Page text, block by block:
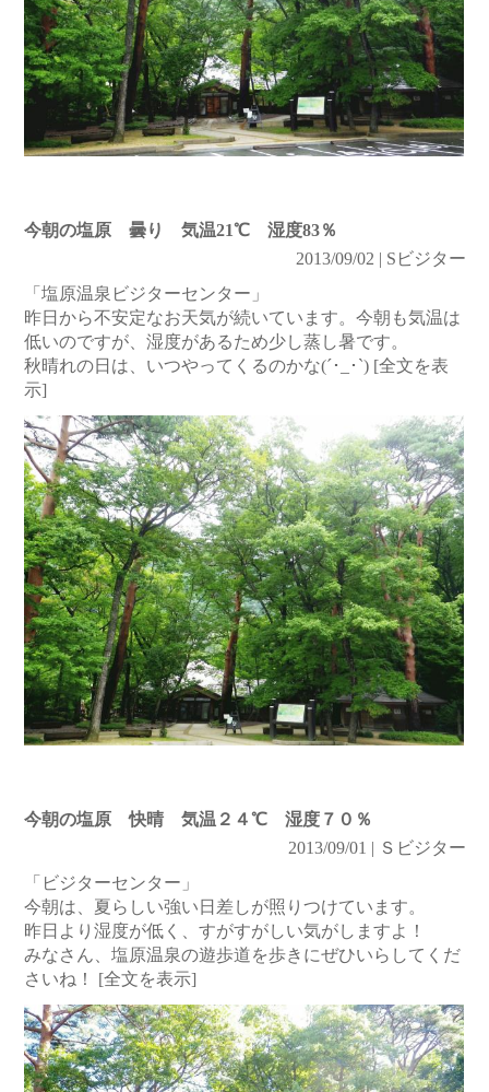
今朝の塩原 曇り 気温21℃ 湿度83％
2013/09/02 | Sビジター
「塩原温泉ビジターセンター」
昨日から不安定なお天気が続いています。今朝も気温は
低いのですが、湿度があるため少し蒸し暑です。
秋晴れの日は、いつやってくるのかな(´･_･`) [全文を表
示]
今朝の塩原 快晴 気温２４℃ 湿度７０％
2013/09/01 | Ｓビジター
「ビジターセンター」
今朝は、夏らしい強い日差しが照りつけています。
昨日より湿度が低く、すがすがしい気がしますよ！
みなさん、塩原温泉の遊歩道を歩きにぜひいらしてくだ
さいね！ [全文を表示]